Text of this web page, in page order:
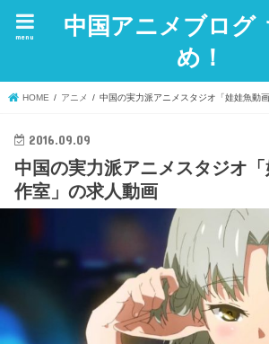
中国アニメブログ
め！
menu
HOME アニメ 中国の実力派アニメスタジオ「娃娃魚動
2016.09.09
中国の実力派アニメスタジオ
作室」の求人動画